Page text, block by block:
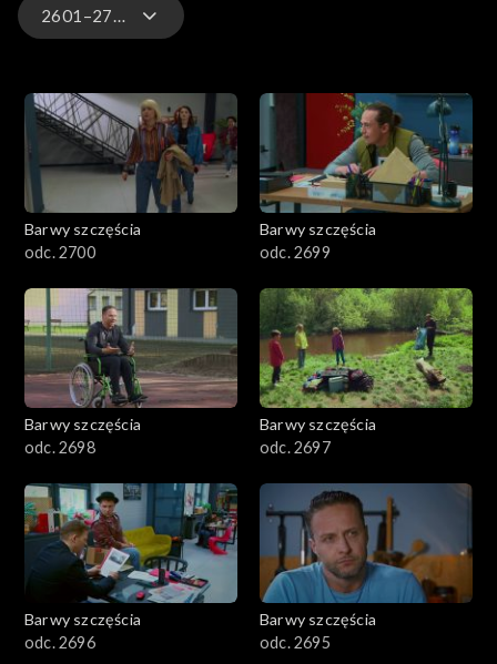
2601–2700
3201-3300
3101-3200
3001-3100
2901-3000
2801–2900
2701–2800
2501–2600
2401–2500
2301–2400
Barwy szczęścia
odc. 2700
Barwy szczęścia
odc. 2699
Barwy szczęścia
odc. 2698
Barwy szczęścia
odc. 2697
Barwy szczęścia
odc. 2696
Barwy szczęścia
odc. 2695